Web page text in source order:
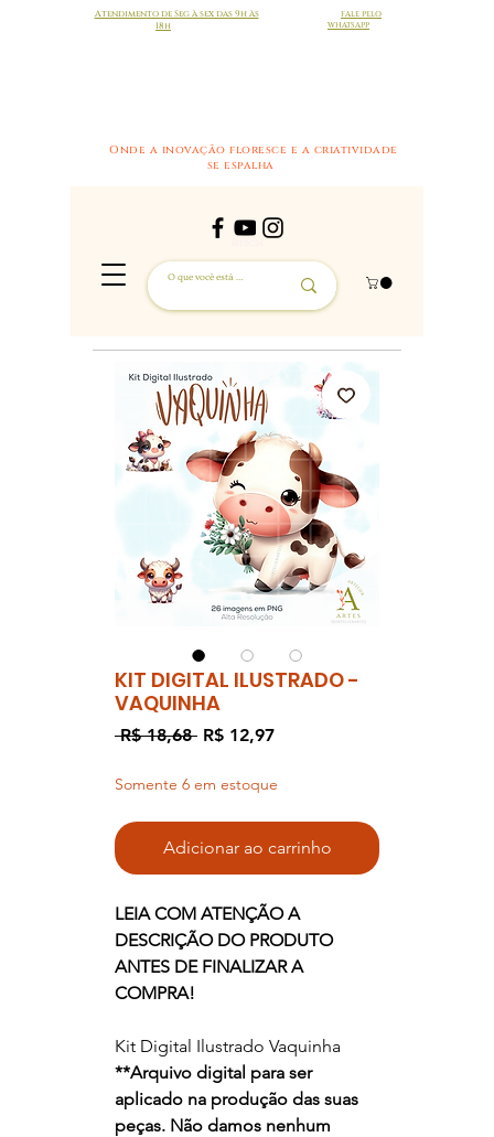
Onde a inovação floresce e a criatividade
se espalha
Atendimento de Seg à sex das 9h às
18h
FALE PELO
WHATSAPP
KIT DIGITAL ILUSTRADO -
VAQUINHA
R$ 18,68 Preço
R$ 12,97Preço
Somente 6 em estoque
Adicionar ao carrinho
LEIA COM ATENÇÃO A
DESCRIÇÃO DO PRODUTO
ANTES DE FINALIZAR A
COMPRA!
Kit Digital Ilustrado Vaquinha
**Arquivo digital para ser
aplicado na produção das suas
peças. Não damos nenhum